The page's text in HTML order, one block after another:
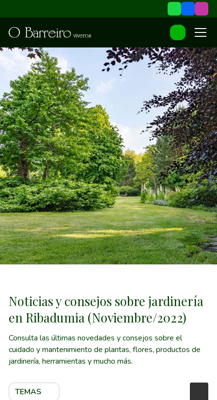
Noticias y consejos sobre jardinería
en Ribadumia (Noviembre/2022)
Consulta las últimas novedades y consejos sobre el
cuidado y mantenimiento de plantas, flores, productos de
jardinería, herramientas y mucho más.
TEMAS